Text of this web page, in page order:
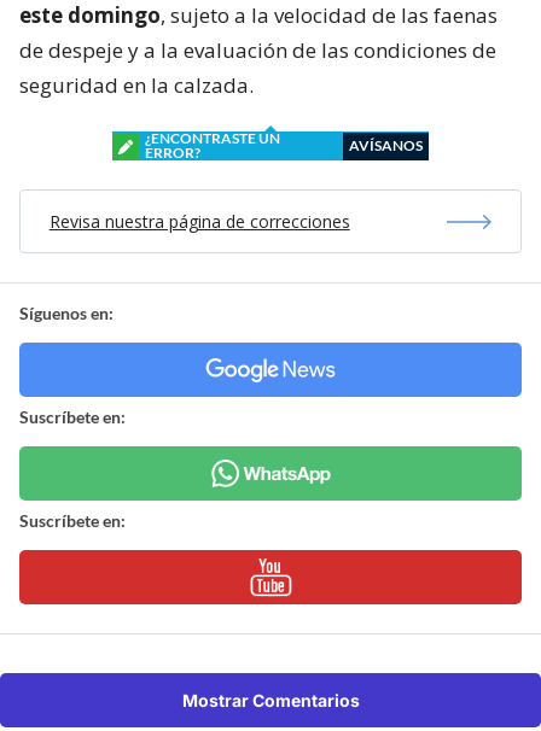
este domingo, sujeto a la velocidad de las faenas
de despeje y a la evaluación de las condiciones de
seguridad en la calzada.
¿ENCONTRASTE UN
ERROR?
AVÍSANOS
Revisa nuestra página de correcciones
Síguenos en:
Suscríbete en:
Suscríbete en:
Mostrar Comentarios